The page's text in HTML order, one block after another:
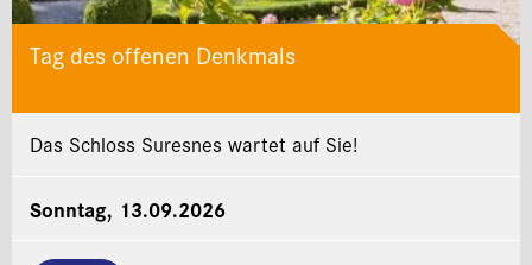
Tag des offenen Denkmals
Das Schloss Suresnes wartet auf Sie!
Sonntag, 13.09.2026